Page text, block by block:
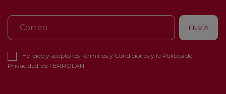
He leído y acepto los Términos y Condiciones y la Política de
Privacidad de FERROLAN